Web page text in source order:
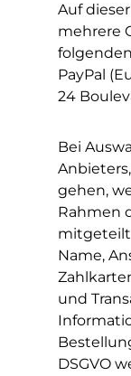
Auf
mehrere
PayPal
24
Bei
gehen,
Rahmen
Name,
und
DSGVO